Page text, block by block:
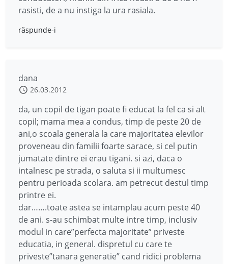
rasisti, de a nu instiga la ura rasiala.
răspunde-i
dana
26.03.2012
da, un copil de tigan poate fi educat la fel ca si alt
copil; mama mea a condus, timp de peste 20 de
ani,o scoala generala la care majoritatea elevilor
proveneau din familii foarte sarace, si cel putin
jumatate dintre ei erau tigani. si azi, daca o
intalnesc pe strada, o saluta si ii multumesc
pentru perioada scolara. am petrecut destul timp
printre ei.
dar…….toate astea se intamplau acum peste 40
de ani. s-au schimbat multe intre timp, inclusiv
modul in care”perfecta majoritate” priveste
educatia, in general. dispretul cu care te
priveste”tanara generatie” cand ridici problema